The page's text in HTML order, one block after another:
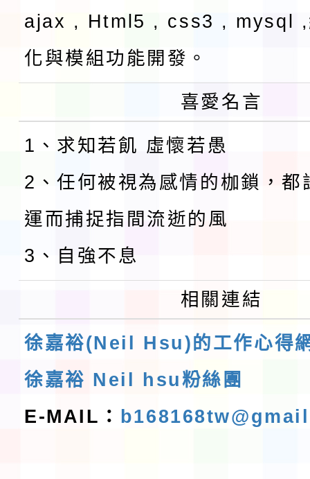
ajax , Html5 , css3 , mysql ,
化與模組功能開發。
喜愛名言
1、求知若飢 虛懷若愚
2、任何被視為感情的枷鎖，都
運而捕捉指間流逝的風
3、自強不息
相關連結
徐嘉裕(Neil Hsu)的工作心得
徐嘉裕 Neil hsu粉絲團
E-MAIL：